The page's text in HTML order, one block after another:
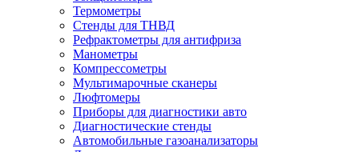
Термометры
Стенды для ТНВД
Рефрактометры для антифриза
Манометры
Компрессометры
Мультимарочные сканеры
Люфтомеры
Приборы для диагностики авто
Диагностические стенды
Автомобильные газоанализаторы